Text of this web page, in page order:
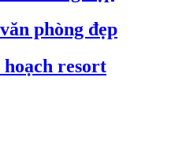
phòng đẹp
resort